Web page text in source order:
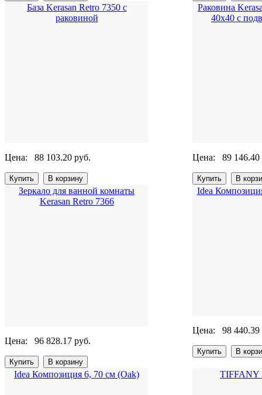
База Kerasan Retro 7350 с
раковиной
Цена: 88 103.20 руб.
Раковина
40x40 с
Цена: 89 146.40
Зеркало для ванной комнаты
Kerasan Retro 7366
Цена: 96 828.17 руб.
Idea
Цена: 98 440.39
Idea Композиция 6, 70 см (Oak) TIFFANY